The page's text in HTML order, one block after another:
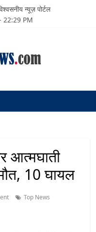
न्यूज़ पोर्टल
22:29 PM
आत्मघाती
10 घायल
Top News